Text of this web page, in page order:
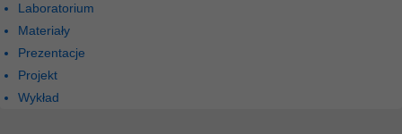
Laboratorium
Materiały
Prezentacje
Projekt
Wykład